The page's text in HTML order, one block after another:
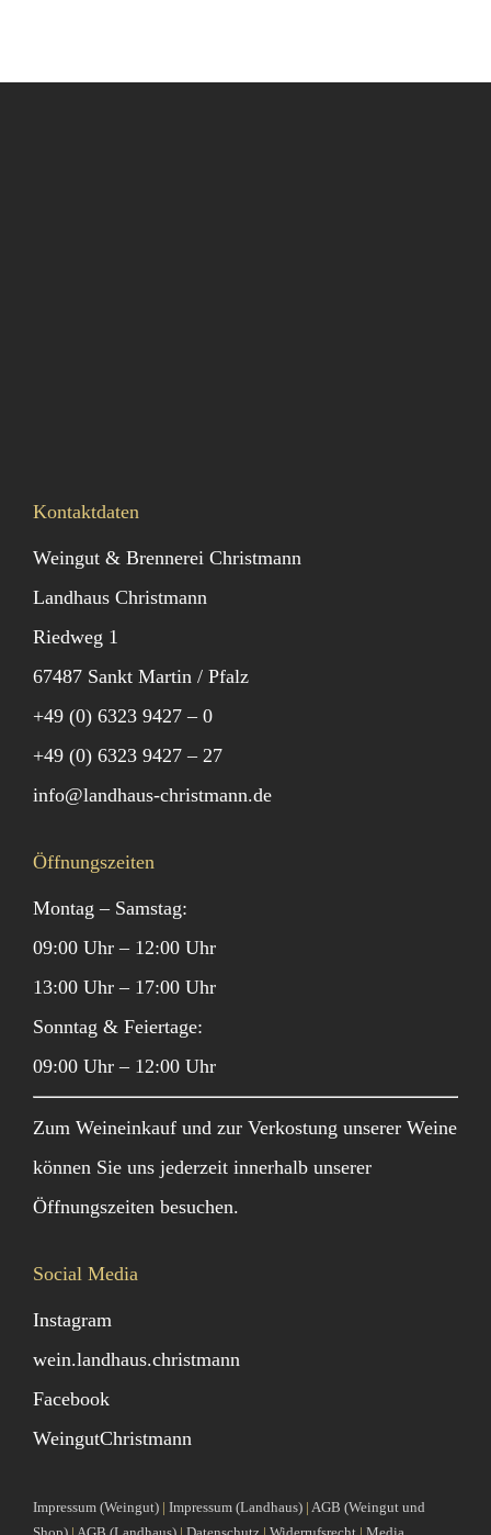
Kontaktdaten
Weingut & Brennerei Christmann
Landhaus Christmann
Riedweg 1
67487 Sankt Martin / Pfalz
+49 (0) 6323 9427 – 0
+49 (0) 6323 9427 – 27
info@landhaus-christmann.de
Öffnungszeiten
Montag – Samstag:
09:00 Uhr – 12:00 Uhr
13:00 Uhr – 17:00 Uhr
Sonntag & Feiertage:
09:00 Uhr – 12:00 Uhr
Zum Weineinkauf und zur Verkostung unserer Weine
können Sie uns jederzeit innerhalb unserer
Öffnungszeiten besuchen.
Social Media
Instagram
wein.landhaus.christmann
Facebook
WeingutChristmann
Impressum (Weingut) | Impressum (Landhaus)| AGB (Weingut und